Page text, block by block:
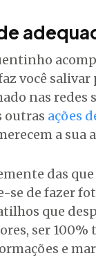
você salivar
nas redes
outras ações
a sua
das que
se de fazer
que
ser 100%
e